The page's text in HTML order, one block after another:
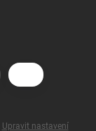
Upravit nastavení